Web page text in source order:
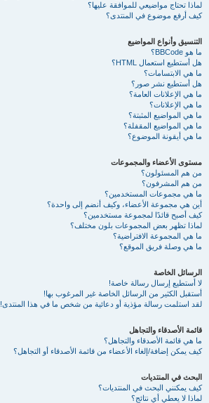
لماذا تحتاج مواضيعي للموافقة عليها؟
كيف أرفع موضوع في المنتدى؟
التنسيق وأنواع المواضيع
ما هو BBCode؟
هل أستطيع استعمال HTML؟
ما هي الابتسامات؟
هل أستطيع نشر صور؟
ما هي الإعلانات العامة؟
ما هي الإعلانات؟
ما هي المواضيع المثبتة؟
ما هي المواضيع المقفلة؟
ما هي أيقونة الموضوع؟
مستوى الأعضاء والمجموعات
من هم المسئولون؟
من هم المشرفون؟
ما هي مجموعات المستخدمين؟
أين هي مجموعة الأعضاء، وكيف أنضم إلى واحدة؟
كيف أصبح قائدًا لمجموعة مستخدمين؟
لماذا تظهر بعض المجموعات بلون مختلف؟
ما هي المجموعة الافتراضية؟
ما هي وصلة فريق الموقع؟
الرسائل الخاصة
لا أستطيع إرسال رسالة خاصة!
أستقبل الكثير من الرسائل الخاصة غير المرغوب بها!
لقد استلمت رسالة مؤذية أو دعائية من شخص ما في هذا المنتدى!
قائمة الأصدقاء والتجاهل
ما هي قائمة الأصدقاء والتجاهل؟
كيف يمكن إضافة/إلغاء الأعضاء من قائمة الأصدقاء أو التجاهل؟
البحث في المنتديات
كيف يمكنني البحث في المنتديات؟
لماذا لا يعطي أي نتائج؟